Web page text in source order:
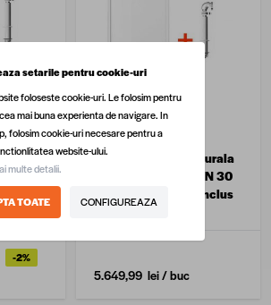
24
-2%
STOC EPUIZAT
Centrala termica murala
Genus One ARISTON 30
KW + kit evacuare inclus
5.649,99 lei/ buc
setarile pentru cookie-uri
foloseste cookie-uri. Le folosim pentru
mai buna experienta de navigare. In
folosim cookie-uri necesare pentru a
website-ului.
multe detalii.
TOATE CONFIGUREAZA